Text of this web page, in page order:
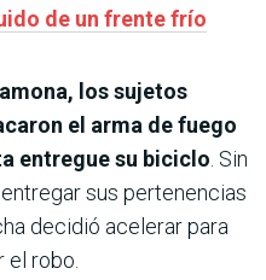
de un frente frío
los sujetos
el arma de fuego
entregue su biciclo. Sin
sus pertenencias
decidió acelerar para
el robo.